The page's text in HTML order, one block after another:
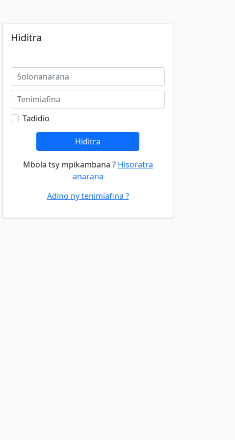
Hiditra
Tadidio
Hiditra
Mbola tsy mpikambana ? Hisoratra
anarana
Adino ny tenimiafina ?